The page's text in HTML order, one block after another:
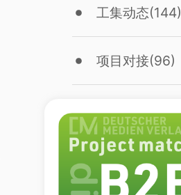
工集动态(144)
项目对接(96)